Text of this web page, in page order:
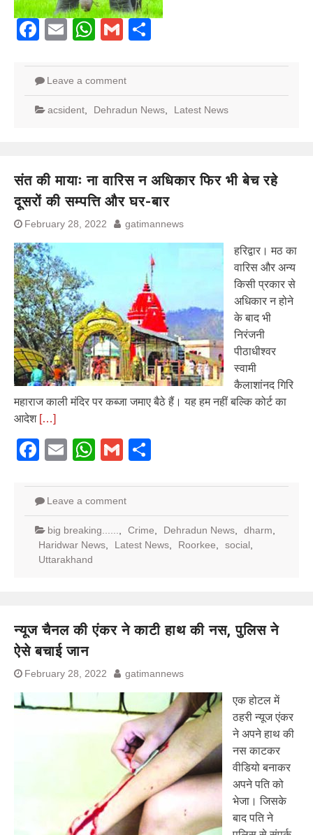
Facebook
EmailWhatsApp
Gmail
Leave a comment
acsident Dehradun News Latest News
संत की मायाः ना वारिस न अधिकार फिर भी बेच रहे
दूसरों की सम्पत्ति और घर-बार
February 28, 2022 gatimannews
हरिद्वार। मठ का
वारिस और अन्य
किसी प्रकार से
अधिकार न होने
के बाद भी
निरंजनी
पीठाधीश्वर
स्वामी
कैलाशांनद गिरि
महाराज काली मंदिर पर कब्जा जमाए बैठे हैं। यह हम नहीं बल्कि कोर्ट का
आदेश […]
Facebook
EmailWhatsApp
Gmail
Leave a comment
big breaking...... Crime Dehradun News dharm
Haridwar News
Latest News Roorkee social
Uttarakhand
न्यूज चैनल की एंकर ने काटी हाथ की नस, पुलिस ने
ऐसे बचाई जान
February 28, 2022 gatimannews
एक होटल में
ठहरी न्यूज एंकर
ने अपने हाथ की
नस काटकर
वीडियो बनाकर
अपने पति को
भेजा। जिसके
बाद पति ने